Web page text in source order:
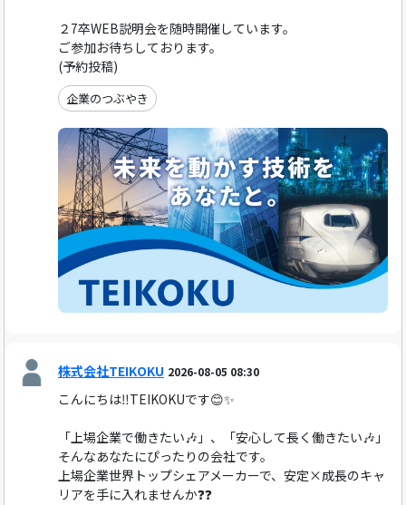
２7卒WEB説明会を随時開催しています。
ご参加お待ちしております。
(予約投稿)
企業のつぶやき
株式会社TEIKOKU 2026-08-05 08:30
こんにちは‼️TEIKOKUです😊✨
「上場企業で働きたい🎶」、「安心して長く働きたい🎶」
そんなあなたにぴったりの会社です。
上場企業世界トップシェアメーカーで、安定×成長のキャ
リアを手に入れませんか❓❓